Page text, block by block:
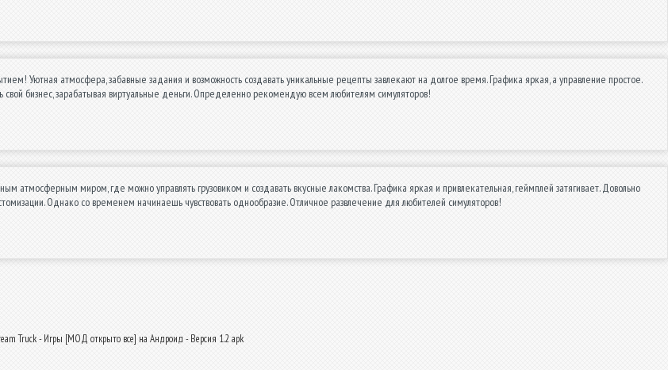
Уютная атмосфера, забавные задания и возможность создавать уникальные рецепты завлекают на долгое время. Графика яркая, а управление простое.
свой бизнес, зарабатывая виртуальные деньги. Определенно рекомендую всем любителям симуляторов!
атмосферным миром, где можно управлять грузовиком и создавать вкусные лакомства. Графика яркая и привлекательная, геймплей затягивает. Довольно
Однако со временем начинаешь чувствовать однообразие. Отличное развлечение для любителей симуляторов!
Truck - Игры [МОД открыто все] на Андроид - Версия 1.2 apk